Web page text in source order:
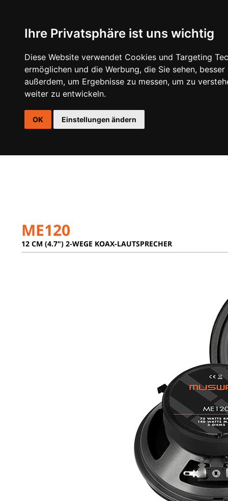
Ihre Privatsphäre ist uns wichtig
Diese Website verwendet Cookies und Targeting
ermöglichen und die Werbung, die Sie sehen,
außerdem, um Ergebnisse zu messen, um zu
weiter zu entwickeln.
OK Einstellungen ändern
DSP VERSTÄRKER LAUTSPRECHER AKTIVE
ME120
12 CM (4.7") 2-WEGE KOAX-LAUTSPRECHER